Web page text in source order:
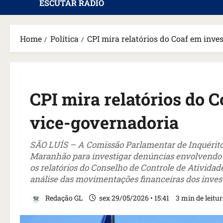
ESCUTAR RÁDIO
Home Política CPI mira relatórios do Coaf em
CPI mira relatórios do
vice-governadoria
SÃO LUÍS – A Comissão Parlamentar de
Maranhão para investigar denúncias
os relatórios do Conselho de Controle de
análise das movimentações financeiras dos
Redação GL sex 29/05/2026 • 15:41 3 min de